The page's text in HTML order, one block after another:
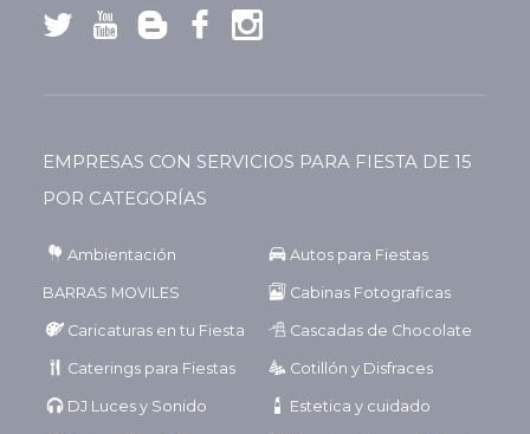
EMPRESAS CON SERVICIOS PARA FIESTA DE 15
POR CATEGORÍAS
Ambientación Autos para Fiestas
BARRAS MOVILES Cabinas Fotograficas
Caricaturas en tu Fiesta Cascadas de Chocolate
Caterings para Fiestas Cotillón y Disfraces
DJ Luces y Sonido Estetica y cuidado